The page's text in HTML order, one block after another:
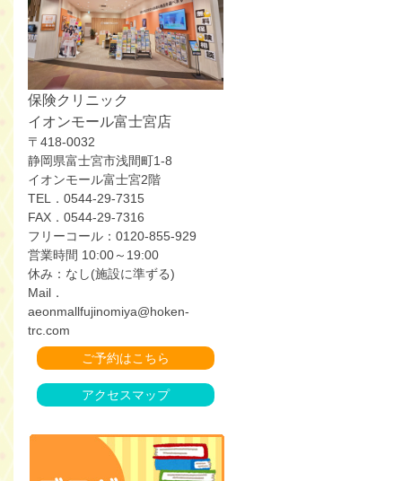
保険クリニック
イオンモール富士宮店
〒418-0032
静岡県富士宮市浅間町1-8
イオンモール富士宮2階
TEL．0544-29-7315
FAX．0544-29-7316
フリーコール：0120-855-929
営業時間 10:00～19:00
休み：なし(施設に準ずる)
Mail．
aeonmallfujinomiya@hoken-
trc.com
ご予約はこちら
アクセスマップ